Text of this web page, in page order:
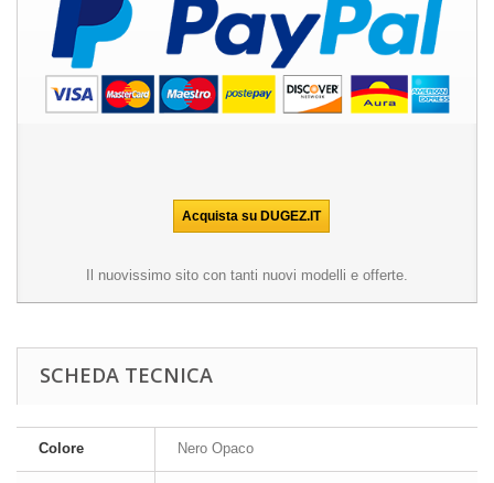
Il nuovissimo sito con tanti nuovi modelli e offerte.
SCHEDA TECNICA
Colore Nero Opaco